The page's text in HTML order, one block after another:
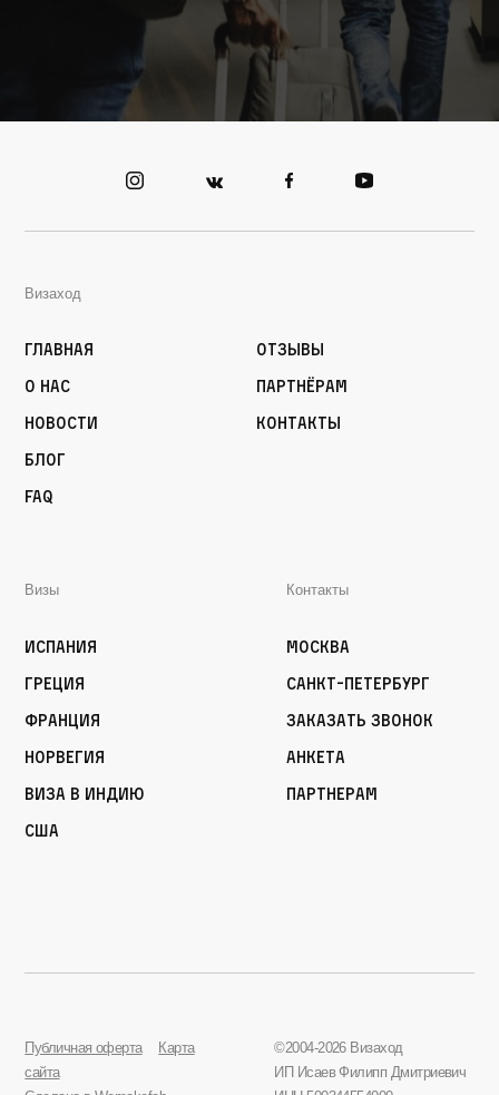
Визаход
Главная
О нас
Новости
Блог
FAQ
Отзывы
Партнёрам
Контакты
Визы
Испания
Греция
Франция
Норвегия
Виза в Индию
США
Контакты
Москва
Санкт-Петербург
Заказать звонок
Анкета
Партнерам
Публичная оферта
Карта
сайта
©2004-2026 Визаход
ИП Исаев Филипп Дмитриевич